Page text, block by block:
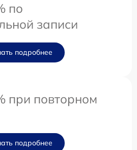
по
записи
подробнее
при повторном
подробнее